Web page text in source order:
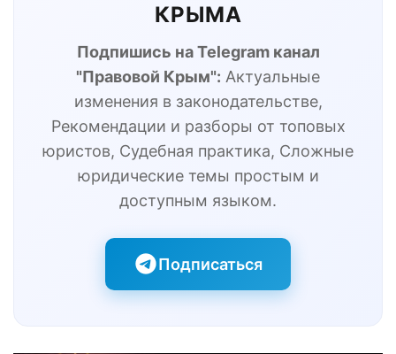
КРЫМА
Подпишись на Telegram канал
"Правовой Крым": Актуальные
изменения в законодательстве,
Рекомендации и разборы от топовых
юристов, Судебная практика, Сложные
юридические темы простым и
доступным языком.
Подписаться